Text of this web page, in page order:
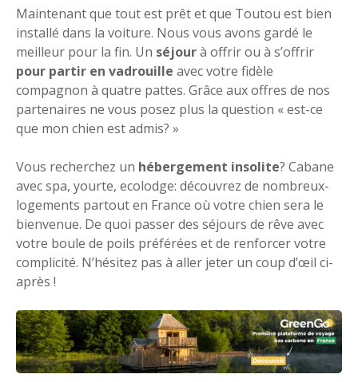
Maintenant que tout est prêt et que Toutou est bien
installé dans la voiture. Nous vous avons gardé le
meilleur pour la fin. Un séjourà offrir ou à s’offrir
pour partir en vadrouille avec votre fidèle
compagnon à quatre pattes. Grâce aux offres de nos
partenaires ne vous posez plus la question « est-ce
que mon chien est admis? »
Vous recherchez un hébergement insolite? Cabane
avec spa, yourte, ecolodge: découvrez de nombreux-
logements partout en France où votre chien sera le
bienvenue. De quoi passer des séjours de rêve avec
votre boule de poils préférées et de renforcer votre
complicité. N’hésitez pas à aller jeter un coup d’œil ci-
après !